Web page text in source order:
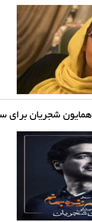
همایون شجریان برای